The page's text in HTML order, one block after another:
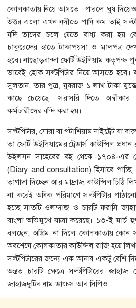
কোলকাতায় নিয়ে আসতে। পারলে ঘুষ
উত্তর এলো এখন নদীতে পানি কম তাই
যদি তাদের চলে যেতে বাধ্য করা হয়
চাকুরেদের হাতে টাকাপয়সা ও মালপত্র
হবে। নাছোড়বান্দা ফোর্ট উইলিয়াম কতৃপক্ষ
ভাবেই হোক সল্টপিটার নিয়ে আসতে
সুলতান, তার পুত্র, যুবরাজ ১ লাখ টাকা
কাছে চেয়েছে। সরাসরি দিতে
কর্মচারীদের বন্দি করা হয়।
সল্টপিটার, সোরা বা পটাশিয়াম নাইট্রেট যা
তা ফোর্ট উইলিযামের ট্রেডার্স কাউন্সিল
উইলসন সাহেবের বই থেকে ১৭০৪-এর
(Diary and consultation) হিসাবে পাচ্ছি,
তাগাদা দিচ্ছেন আর মাদ্রাজ কাউন্সিল চিঠি
না করেই অধিক পরিমাণে সল্টপিটার
হচ্ছে সাতটি ওলন্দাজ ও চারটি ফরাসি
বাংলা অভিমুখে যাত্রা করেছে। ১৩-ই মার্চ
বলছেন, অগ্রিম না দিলে কোলকাতায় কোন
অবশেষে কোলকাতার কাউন্সিল রাজি হয়ে
সল্টপিটারের জন্যে এক আনার একটু বেশি
অন্তত চারটি ক্ষেত্রে সল্টপিটারের জাহাজ
জাহাজদুটির নাম ডাচেস আর সিপিও।